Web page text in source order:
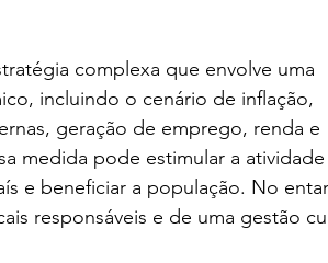
complexa que envolve uma
incluindo o cenário de inflação,
geração de emprego, renda e
medida pode estimular a atividade
e beneficiar a população. No
responsáveis e de uma gestão